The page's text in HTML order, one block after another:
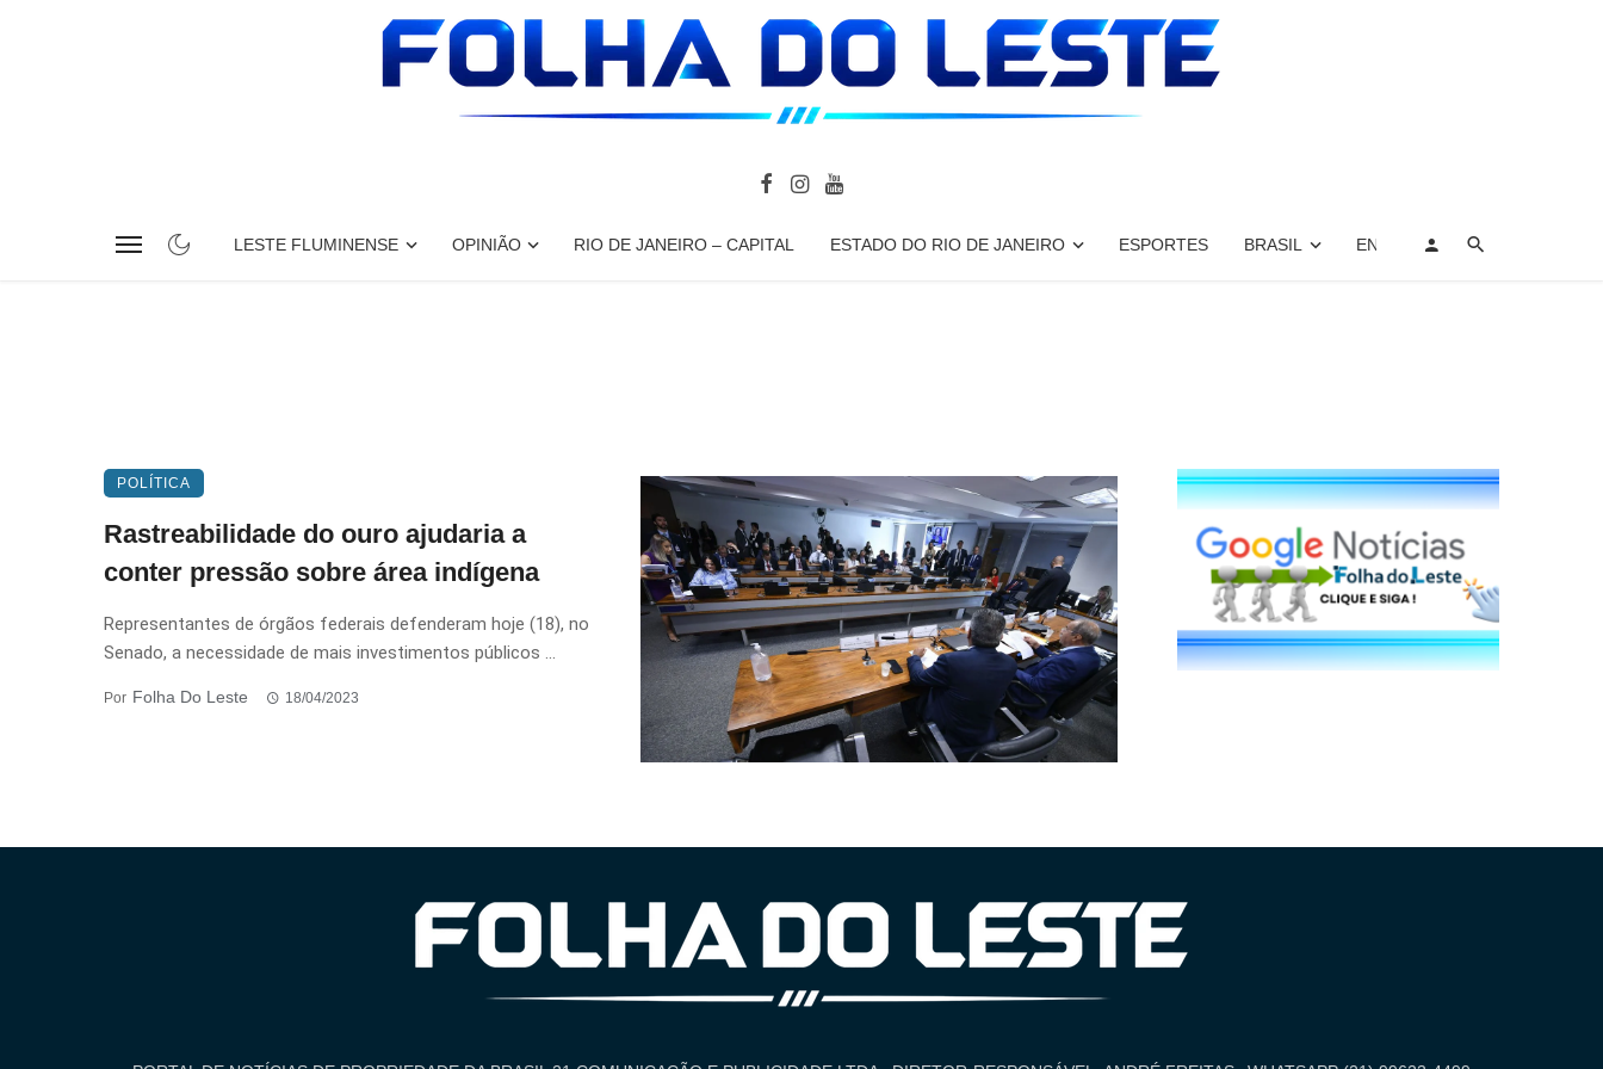
LESTE FLUMINENSE OPINIÃO RIO DE JANEIRO – CAPITAL ESTADO DO RIO DE JANEIRO ESPORTES BRASIL ENTRETENIMENTO, ARTES E
POLÍTICA
Rastreabilidade do ouro ajudaria a
conter pressão sobre área indígena
Representantes de órgãos federais defenderam hoje (18), no
Senado, a necessidade de mais investimentos públicos ...
Por Folha Do Leste 18/04/2023